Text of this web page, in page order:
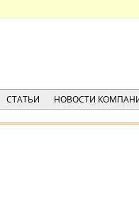
СТАТЬИ НОВОСТИ